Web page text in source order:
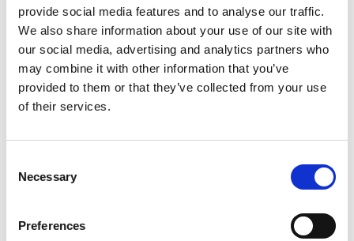
provide social media features and to analyse our traffic.
We also share information about your use of our site with
our social media, advertising and analytics partners who
may combine it with other information that you’ve
provided to them or that they’ve collected from your use
of their services.
Selection
Necessary
Preferences
Et årskort til Dansehallerne giver dig adgang til et helt
år med dansekunst og koreografi – og du kan altid
tage en gæst med, helt gratis.
For 1000 kr. du fri entré til alle publikumsaktiviteter –
ind efter blot 3 gæstespilsforestillinger.
Du får:
publikumsaktiviteter